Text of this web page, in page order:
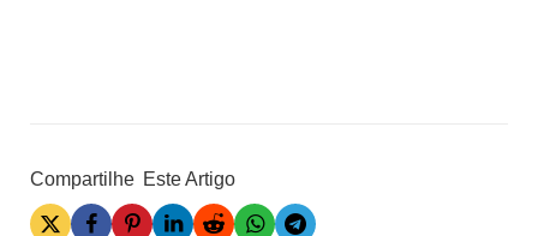
Compartilhe Este Artigo